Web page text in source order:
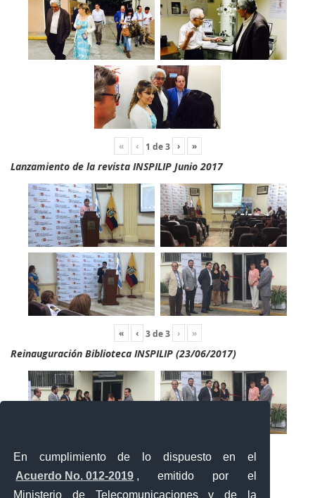
En cumplimiento de lo dispuesto en el
Acuerdo No. 012-2019 , emitido por el
Ministerio de Telecomunicaciones y de la
« ‹ 1 de3 › »
Lanzamiento de la revista INSPILIP Junio 2017
« ‹ 3de3 › »
Reinauguración Biblioteca INSPILIP (23/06/2017)